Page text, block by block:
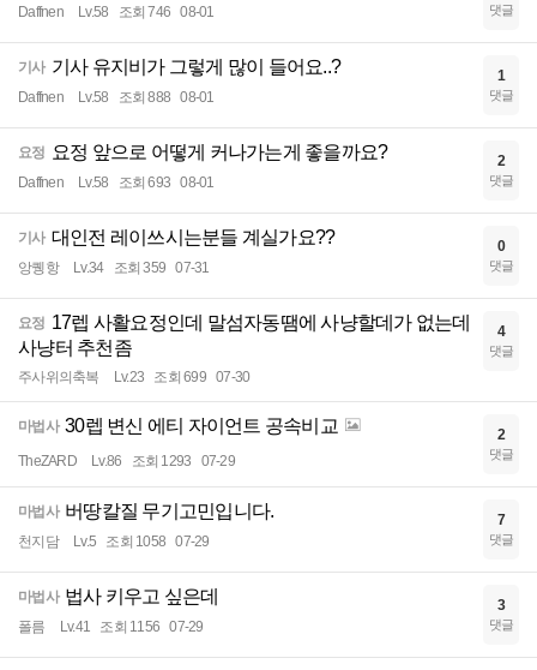
Daffnen Lv.58 조회 746 08-01 댓글
기사 기사 유지비가 그렇게 많이 들어요..?
Daffnen Lv.58 조회 888 08-01
1
댓글
요정 요정 앞으로 어떻게 커나가는게 좋을까요?
Daffnen Lv.58 조회 693 08-01
2
댓글
기사 대인전 레이쓰시는분들 계실가요??
앙퀭항 Lv.34 조회 359 07-31
0
댓글
요정 17렙 사활요정인데 말섬자동땜에 사냥할데가 없는데
사냥터 추천좀
주사위의축복 Lv.23 조회 699 07-30
4
댓글
마법사 30렙 변신 에티 자이언트 공속비교
TheZARD Lv.86 조회 1293 07-29
2
댓글
마법사 버땅칼질 무기고민입니다.
천지담 Lv.5 조회 1058 07-29
7
댓글
마법사 법사 키우고 싶은데
폴름 Lv.41 조회 1156 07-29
3
댓글